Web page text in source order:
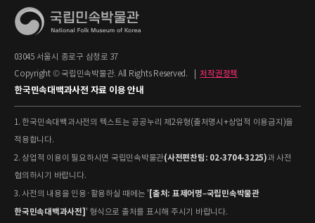
03045 서울시 종로구 삼청로 37
Copyright © 국립민속박물관. All Rights Reserved.
저작권정책
한국민속대백과사전 자료 이용 안내
1. 한국민속대백과사전의 텍스트는 공공누리 제2유형(출처명시+상업적 이용금지)을
적용합니다.
2. 상업적 이용이 필요하시면 국립민속박물관(사전편찬팀: 02-3704-3225)과 사전
협의하시기 바랍니다.
3. 사전의 내용을 인용·활용하실 때에는 ' [출처: 표제어명–국립민속박물관
한국민속대백과사전] ' 형식으로 출처를 표시해 주시기 바랍니다.